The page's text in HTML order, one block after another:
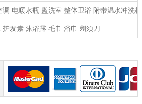
调 电暖水瓶 盥洗室 整体卫浴 附带温水冲洗
护发素 沐浴露 毛巾 浴巾 剃须刀